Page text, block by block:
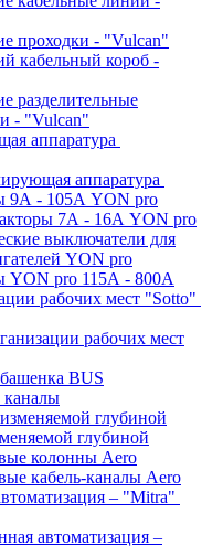
проходки - "Vulcan"
кабельный короб -
разделительные
- "Vulcan"
аппаратура
аппаратура
9А - 105А YON pro
7А - 16А YON pro
выключатели для
YON pro
YON pro 115А - 800А
рабочих мест "Sotto"
рабочих мест
BUS
глубиной
глубиной
колонны Aero
кабель-каналы Aero
– "Mitra"
автоматизация –